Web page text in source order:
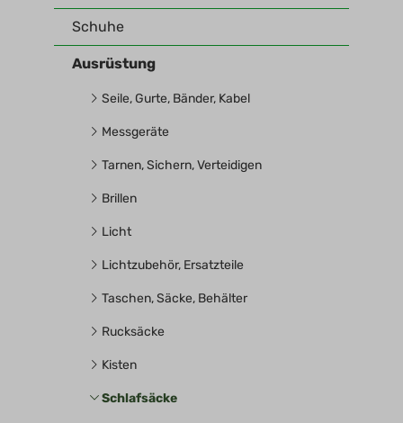
Schuhe
Ausrüstung
Seile, Gurte, Bänder, Kabel
Messgeräte
Tarnen, Sichern, Verteidigen
Brillen
Licht
Lichtzubehör, Ersatzteile
Taschen, Säcke, Behälter
Rucksäcke
Kisten
Schlafsäcke